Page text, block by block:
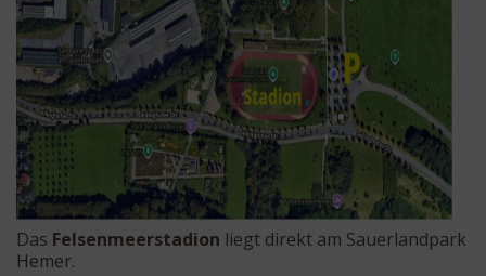
Das Felsenmeerstadion liegt direkt am Sauerlandpark
Hemer.